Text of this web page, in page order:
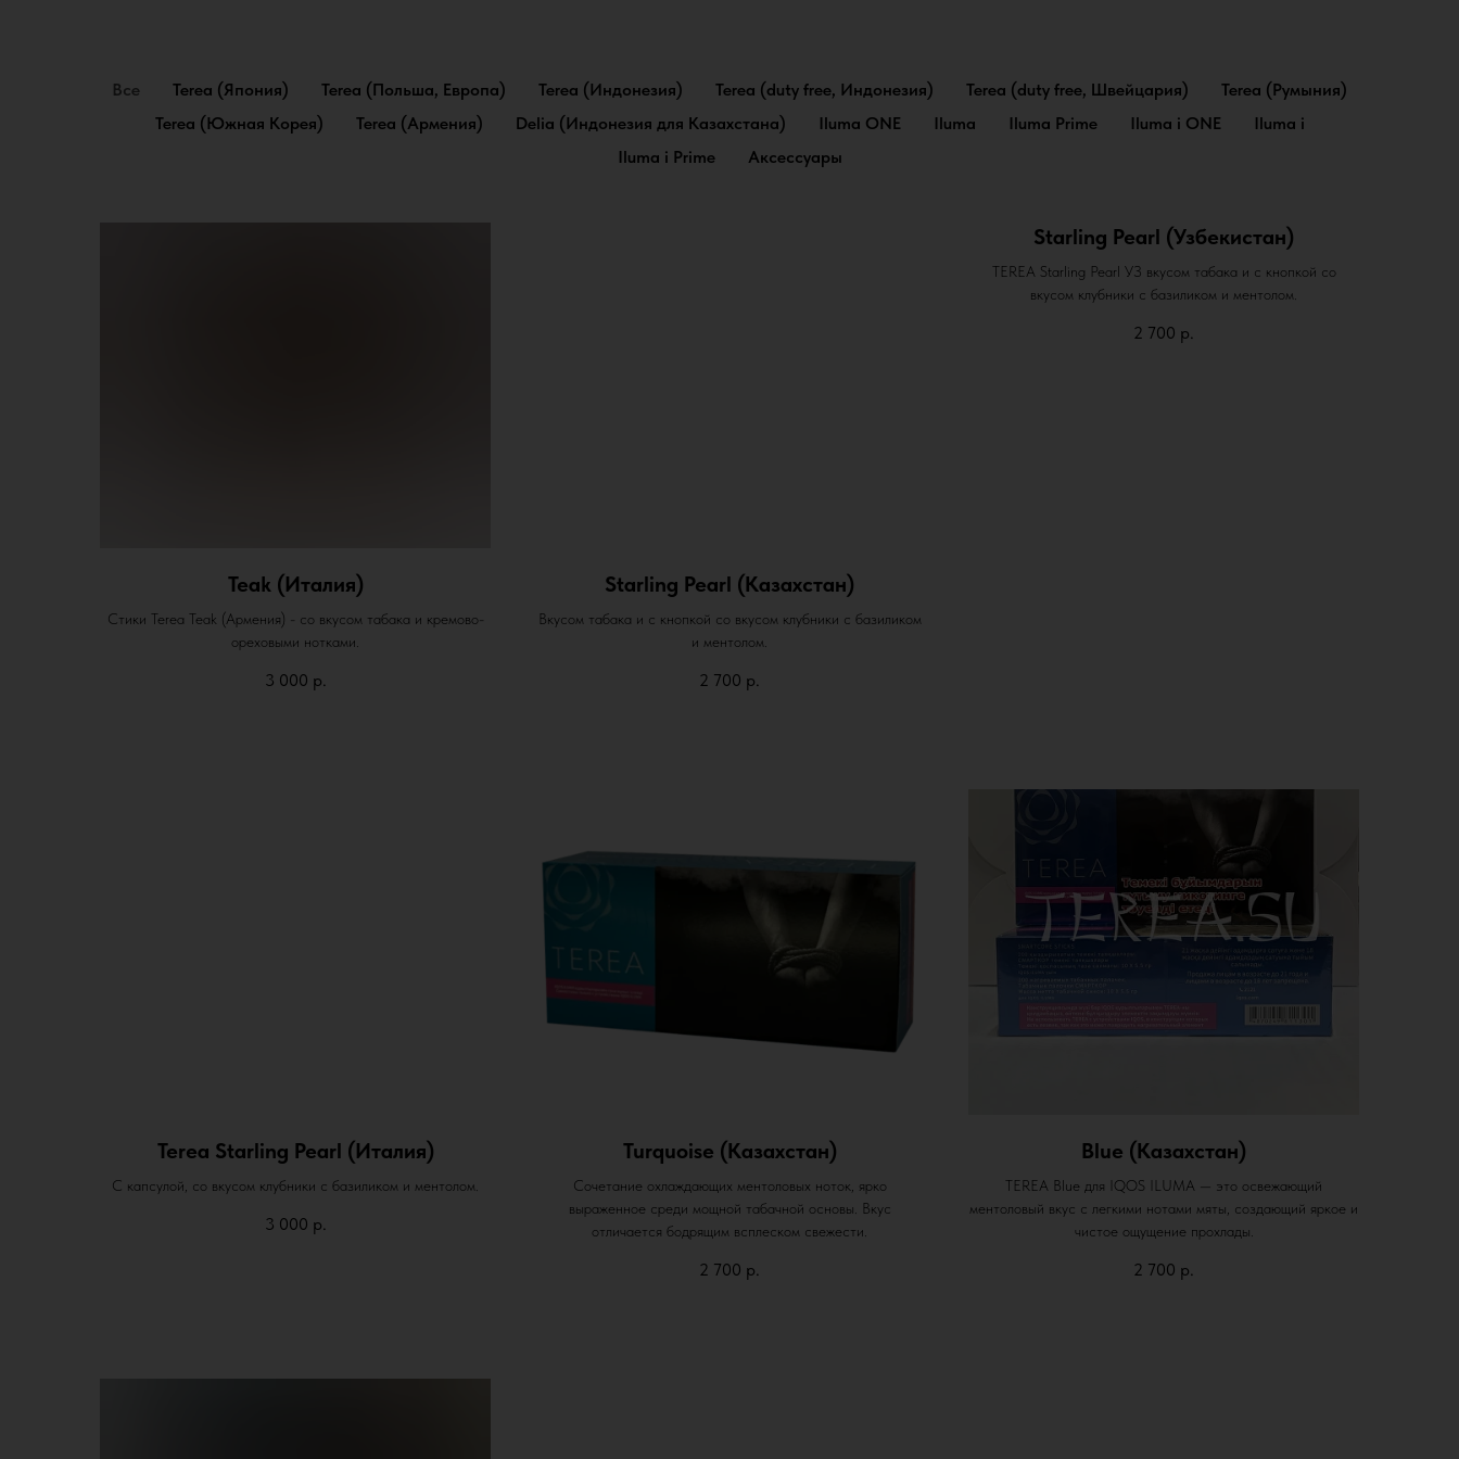
Все Terea (Япония) Terea (Польша, Европа) Terea (Индонезия) Terea (duty free, Индонезия) Terea (duty free, Швейцария)
Terea (Румыния)
Terea (Южная Корея)
Terea (Армения) Delia (Индонезия для Казахстана) Iluma ONE Iluma Iluma Prime Iluma i ONE
Iluma i
Iluma i Prime
Аксессуары
Teak (Италия)
Стики Terea Teak (Армения) - со вкусом табака и кремово-
ореховыми нотками.
3 000 р.
Starling Pearl (Казахстан)
Вкусом табака и с кнопкой со вкусом клубники с базиликом
и ментолом.
2 700 р.
Starling Pearl (Узбекистан)
TEREA Starling Pearl УЗ вкусом табака и с кнопкой со
вкусом клубники с базиликом и ментолом.
2 700 р.
Terea Starling Pearl (Италия)
С капсулой, со вкусом клубники с базиликом и ментолом.
3 000 р.
Turquoise (Казахстан)
Сочетание охлаждающих ментоловых ноток, ярко
выраженное среди мощной табачной основы. Вкус
отличается бодрящим всплеском свежести.
2 700 р.
Blue (Казахстан)
TEREA Blue для IQOS ILUMA — это освежающий
ментоловый вкус с легкими нотами мяты, создающий яркое и
чистое ощущение прохлады.
2 700 р.